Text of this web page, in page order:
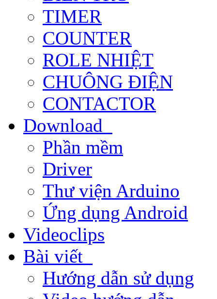
TIMER
COUNTER
ROLE NHIỆT
CHUÔNG ĐIỆN
CONTACTOR
Download
Phần mềm
Driver
Thư viện Arduino
Ứng dụng Android
Videoclips
Bài viết
Hướng dẫn sử dụng